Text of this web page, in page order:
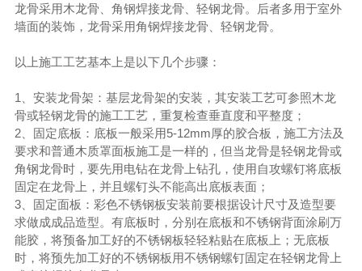
龙骨采用木龙骨、角钢焊接龙骨、轻钢龙骨。后者多用于室外
墙面的装饰，龙骨采用角钢焊接龙骨、轻钢龙骨。
以上施工工艺基本上是以下几个步骤：
1、安装龙骨架：基层龙骨架的安装，其安装工艺可参照木龙
骨或轻钢龙骨的施工工艺，重复检查垂直度和平整度；
2、固定底板：底板一般采用5-12mm厚的胶合板，施工方法及
要求和普通木质罩面板施工是一样的，但当龙骨是轻钢龙骨或
角钢龙骨时，要先用电钻在龙骨上钻孔，使用自攻螺钉将底板
固定在龙骨上，并且螺钉头不能高出底板表面；
3、固定面板：彩色不锈钢板安装前要根据设计尺寸及造型要
求做成成品造型。有底板时，分别在底板和不锈钢背面涂刷万
能胶，将预备加工好的不锈钢板轻轻粘贴在底板上；无底板
时，将预先加工好的不锈钢板用不锈钢螺钉固定在轻钢龙骨上